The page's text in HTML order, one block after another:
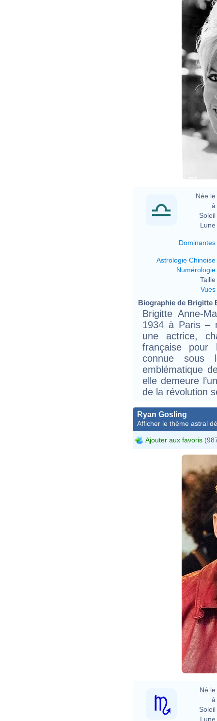
Née le
à
Soleil
Lune
Dominantes
Astrologie Chinoise
Numérologie
Taille
Vues
Biographie de Brigitte
Brigitte Anne-
1934 à Paris –
une actrice,
française pour
connue sous
emblématique
elle demeure
de la révolution
Ryan Gosling
Afficher le thème astral
Ajouter aux favoris
Né le
à
Soleil
Lune